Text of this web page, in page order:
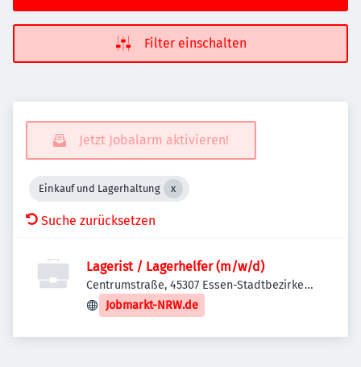
Filter einschalten
Jetzt Jobalarm aktivieren!
Einkauf und Lagerhaltung
Suche zurücksetzen
Lagerist / Lagerhelfer (m/w/d)
Centrumstraße, 45307 Essen-Stadtbezirke
VII, Deutschland
Jobmarkt-NRW.de